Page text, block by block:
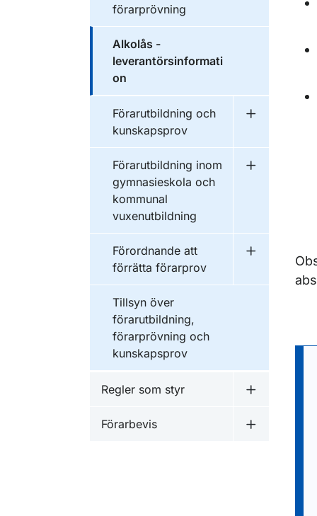
förarprövning
Alkolås -
leverantörsinformati
on
Förarutbildning och
kunskapsprov
Undermeny
Förarutbildning inom
gymnasieskola och
kommunal
vuxenutbildning
Undermeny
Förordnande att
förrätta förarprov
Tillsyn över
förarutbildning,
förarprövning och
kunskapsprov
Regler som styr
Undermeny
Förarbevis
Undermeny